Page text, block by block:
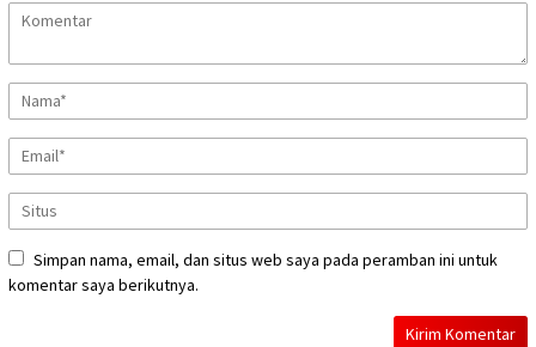
Simpan nama, email, dan situs web saya pada peramban ini untuk
komentar saya berikutnya.